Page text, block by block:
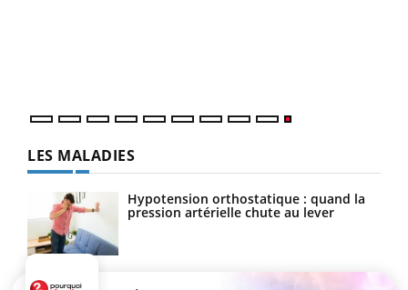
LES MALADIES
Hypotension orthostatique : quand la
pression artérielle chute au lever
Drépanocytose : une déformation des